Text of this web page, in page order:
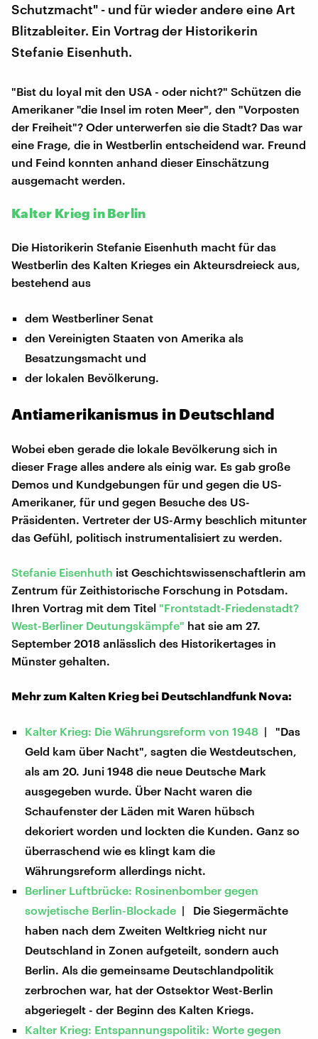
Schutzmacht" - und für wieder andere eine Art
Blitzableiter. Ein Vortrag der Historikerin
Stefanie Eisenhuth.
"Bist du loyal mit den USA - oder nicht?" Schützen die
Amerikaner "die Insel im roten Meer", den "Vorposten
der Freiheit"? Oder unterwerfen sie die Stadt? Das war
eine Frage, die in Westberlin entscheidend war. Freund
und Feind konnten anhand dieser Einschätzung
ausgemacht werden.
Kalter Krieg in Berlin
Die Historikerin Stefanie Eisenhuth macht für das
Westberlin des Kalten Krieges ein Akteursdreieck aus,
bestehend aus
dem Westberliner Senat
den Vereinigten Staaten von Amerika als
Besatzungsmacht und
der lokalen Bevölkerung.
Antiamerikanismus in Deutschland
Wobei eben gerade die lokale Bevölkerung sich in
dieser Frage alles andere als einig war. Es gab große
Demos und Kundgebungen für und gegen die US-
Amerikaner, für und gegen Besuche des US-
Präsidenten. Vertreter der US-Army beschlich mitunter
das Gefühl, politisch instrumentalisiert zu werden.
Stefanie Eisenhuth ist Geschichtswissenschaftlerin am
Zentrum für Zeithistorische Forschung in Potsdam.
Ihren Vortrag mit dem Titel "Frontstadt-Friedenstadt?
West-Berliner Deutungskämpfe" hat sie am 27.
September 2018 anlässlich des Historikertages in
Münster gehalten.
Mehr zum Kalten Krieg bei Deutschlandfunk Nova:
Kalter Krieg: Die Währungsreform von 1948 | "Das
Geld kam über Nacht", sagten die Westdeutschen,
als am 20. Juni 1948 die neue Deutsche Mark
ausgegeben wurde. Über Nacht waren die
Schaufenster der Läden mit Waren hübsch
dekoriert worden und lockten die Kunden. Ganz so
überraschend wie es klingt kam die
Währungsreform allerdings nicht.
Berliner Luftbrücke: Rosinenbomber gegen
sowjetische Berlin-Blockade | Die Siegermächte
haben nach dem Zweiten Weltkrieg nicht nur
Deutschland in Zonen aufgeteilt, sondern auch
Berlin. Als die gemeinsame Deutschlandpolitik
zerbrochen war, hat der Ostsektor West-Berlin
abgeriegelt - der Beginn des Kalten Kriegs.
Kalter Krieg: Entspannungspolitik: Worte gegen